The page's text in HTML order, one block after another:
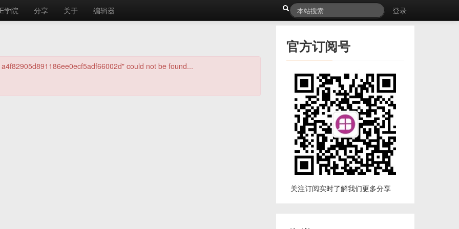
学院 分享 关于 编辑器 登录
could not be found...
官方订阅号
关注订阅实时了解我们更多分享